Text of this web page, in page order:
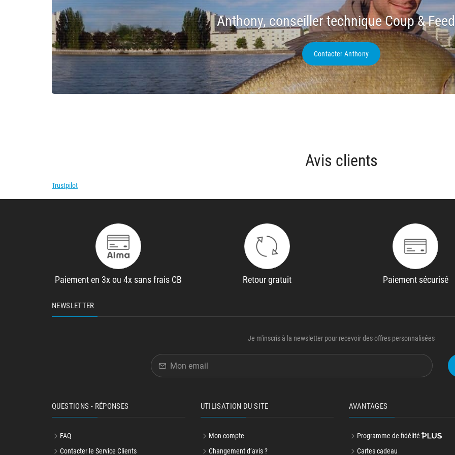
Anthony, conseiller technique Coup &
Contacter Anthony
Avis clients
Trustpilot
Paiement en 3x ou 4x sans frais CB Retour gratuit Paiement sécurisé
NEWSLETTER
Je m'inscris à la newsletter pour recevoir des offres personnalisées
QUESTIONS - RÉPONSES
FAQ
Contacter le Service Clients
UTILISATION DU SITE
Mon compte
Changement d’avis ?
AVANTAGES
Programme de fidélité
Cartes cadeau